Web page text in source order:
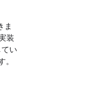
ま
装
い